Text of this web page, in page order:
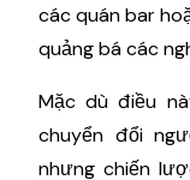
các quán bar
quảng bá các
Mặc dù điều
chuyển đổi
nhưng chiến